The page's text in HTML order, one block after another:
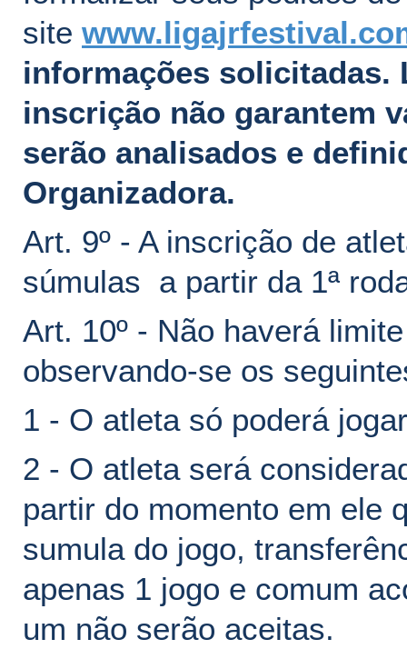
site
informações solicitadas.
inscrição não garantem
serão analisados e
Organizadora.
Art. 9º - A inscrição de
súmulas a partir da 1ª
Art. 10º - Não haverá
observando-se os
1 - O atleta só poderá
2 - O atleta será
partir do momento em ele
sumula do jogo,
apenas 1 jogo e comum
um não serão aceitas.